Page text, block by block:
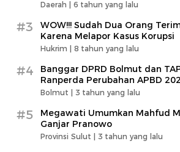
Daerah | 6 tahun yang lalu
#3
WOW!!! Sudah Dua Orang
Karena Melapor Kasus Korupsi
Hukrim | 8 tahun yang lalu
#4
Banggar DPRD Bolmut dan
Ranperda Perubahan APBD
Bolmut | 3 tahun yang lalu
#5
Megawati Umumkan Mahfud
Ganjar Pranowo
Provinsi Sulut | 3 tahun yang lalu